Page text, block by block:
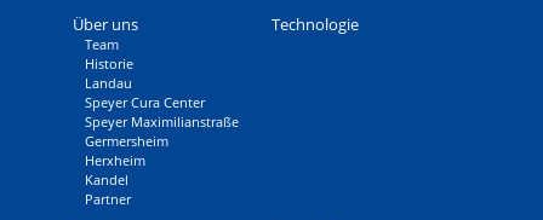
Über uns
Team
Historie
Landau
Speyer Cura Center
Speyer Maximilianstraße
Germersheim
Herxheim
Kandel
Partner
Technologie